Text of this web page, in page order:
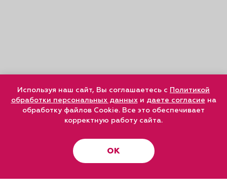
Используя наш сайт, Вы соглашаетесь с Политикой
обработки персональных данныхи даете согласие на
обработку файлов Cookie. Все это обеспечивает
корректную работу сайта.
ОК